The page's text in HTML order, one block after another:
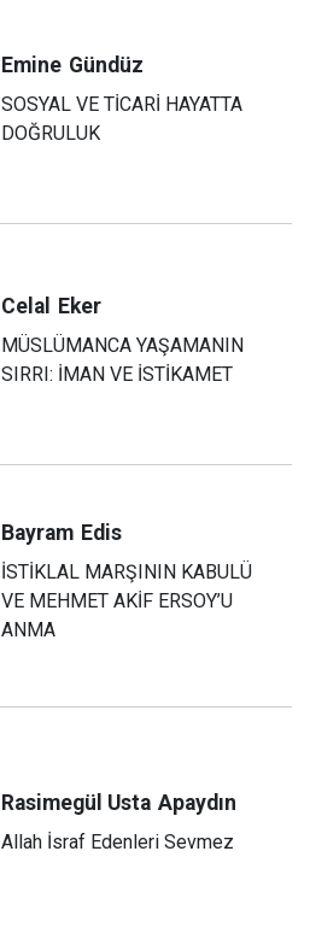
Emine Gündüz
SOSYAL VE TİCARİ HAYATTA
DOĞRULUK
Celal Eker
MÜSLÜMANCA YAŞAMANIN
SIRRI: İMAN VE İSTİKAMET
Bayram Edis
İSTİKLAL MARŞININ KABULÜ
VE MEHMET AKİF ERSOY’U
ANMA
Rasimegül Usta Apaydın
Allah İsraf Edenleri Sevmez